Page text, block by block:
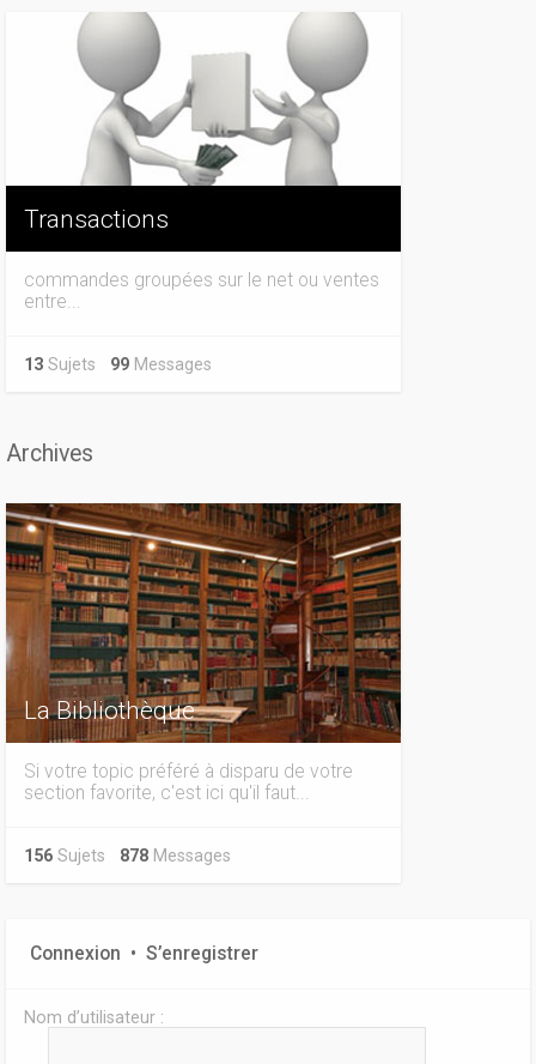
Transactions
commandes groupées sur le net ou ventes
entre...
13 Sujets 99 Messages
Archives
La Bibliothèque
Si votre topic préféré à disparu de votre
section favorite, c'est ici qu'il faut...
156 Sujets 878 Messages
Connexion • S’enregistrer
Nom d’utilisateur :